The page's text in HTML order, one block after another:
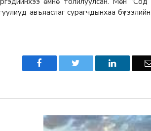
авъяаслаг сурагчдынхаа бүтээлийн